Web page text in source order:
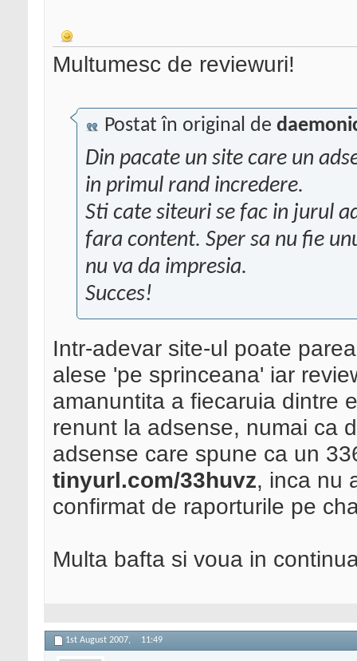
Multumesc de reviewuri!
Postat în original de
Din pacate un site care un
in primul rand incredere.
Sti cate siteuri se fac in jurul
fara content. Sper sa nu fie
nu va da impresia.
Succes!
Intr-adevar site-ul poate
alese 'pe sprinceana' iar
amanuntita a fiecaruia dintre
renunt la adsense, numai ca
adsense care spune ca un
tinyurl.com/33huvz, inca nu
confirmat de raporturile pe
Multa bafta si voua in
1st August 2007, 11:49